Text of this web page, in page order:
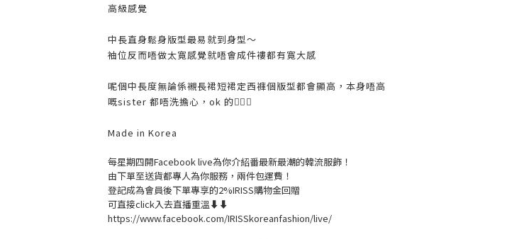
高級感覺
中長直身鬆身版型最易就到身型～
袖位反而唔做太寛感覺就唔會成件褸都有寛大感
呢個中長度無論係襯長裙短裙定西褲個版型都會顯高，本身唔高
嘅sister 都唔洗擔心，ok 的👌🏻😌
Made in Korea
每星期四開Facebook live為你介紹番最新最潮的韓流服飾！
由下單至送貨都專人為你服務，兩件包運費！
登記成為會員後下單專享的2%IRISS購物金回贈
可直接click入去直播重溫⬇⬇
https://www.facebook.com/IRISSkoreanfashion/live/